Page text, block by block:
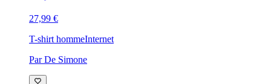
27,99 €
T-shirt hommeInternet
Par De Simone